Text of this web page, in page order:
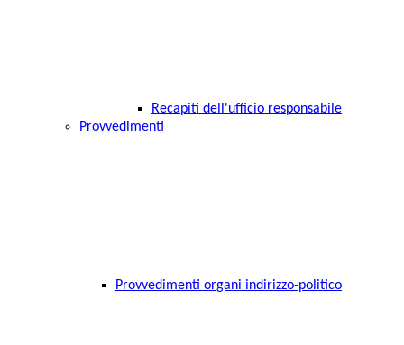
Recapiti dell'ufficio responsabile
Provvedimenti
Provvedimenti organi indirizzo-politico